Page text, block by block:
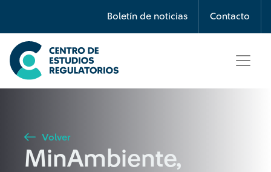
Boletín de noticias Contacto
Búsqueda
Seleccione país
Buscar
Volver
MinAmbiente,